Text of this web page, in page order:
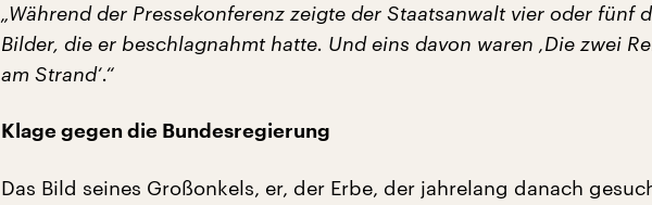
„Während der Pressekonferenz zeigte der Staatsanwalt vier oder fünf
Bilder, die er beschlagnahmt hatte. Und eins davon waren ‚Die zwei
am Strand‘.“
Klage gegen die Bundesregierung
Das Bild seines Großonkels, er, der Erbe, der jahrelang danach